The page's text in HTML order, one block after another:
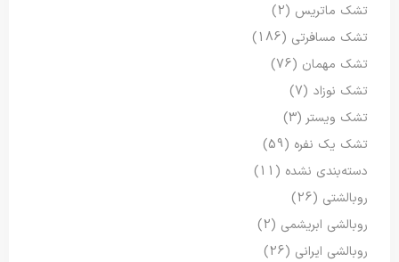
تشک ماتریس (2)
تشک مسافرتی (186)
تشک مهمان (76)
تشک نوزاد (7)
تشک ویستر (3)
تشک یک نفره (59)
دسته‌بندی نشده (11)
روبالشتی (26)
روبالشی ابریشمی (2)
روبالشی ایرانی (26)